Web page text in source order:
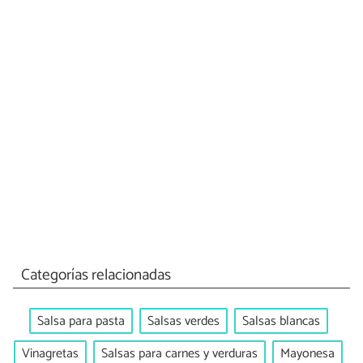
Categorías relacionadas
Salsa para pasta Salsas verdes
Salsas blancas
Vinagretas
Salsas para carnes y verduras Mayonesa